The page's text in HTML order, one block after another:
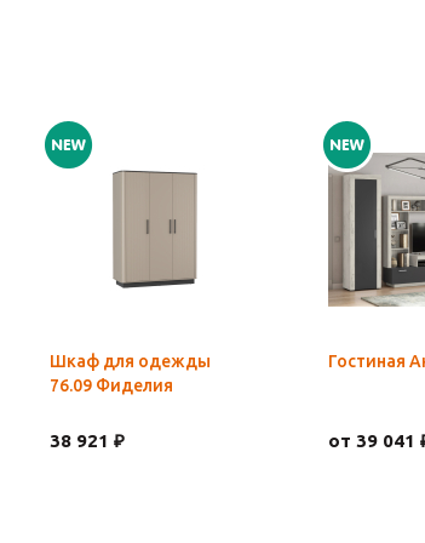
Шкаф для одежды
76.09 Фиделия
38 921 ₽
Гостиная
от 39 041